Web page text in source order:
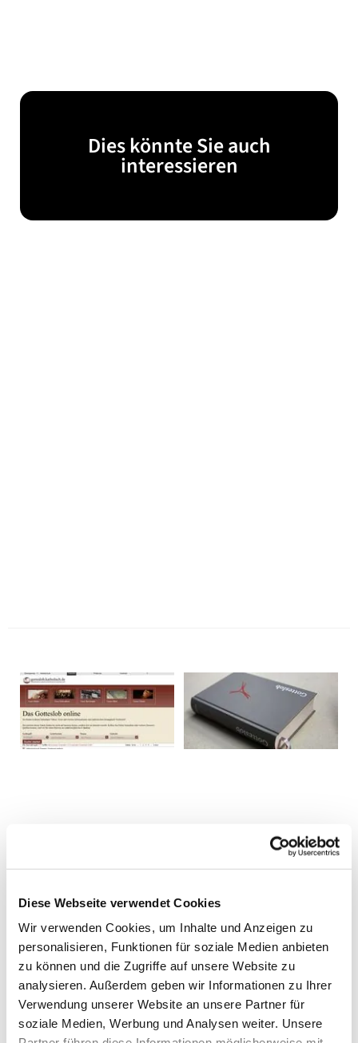
Diese Webseite verwendet Cookies
Wir verwenden Cookies, um Inhalte und Anzeigen zu
personalisieren, Funktionen für soziale Medien anbieten
zu können und die Zugriffe auf unsere Website zu
analysieren. Außerdem geben wir Informationen zu Ihrer
Verwendung unserer Website an unsere Partner für
soziale Medien, Werbung und Analysen weiter. Unsere
Dies könnte Sie auch
interessieren